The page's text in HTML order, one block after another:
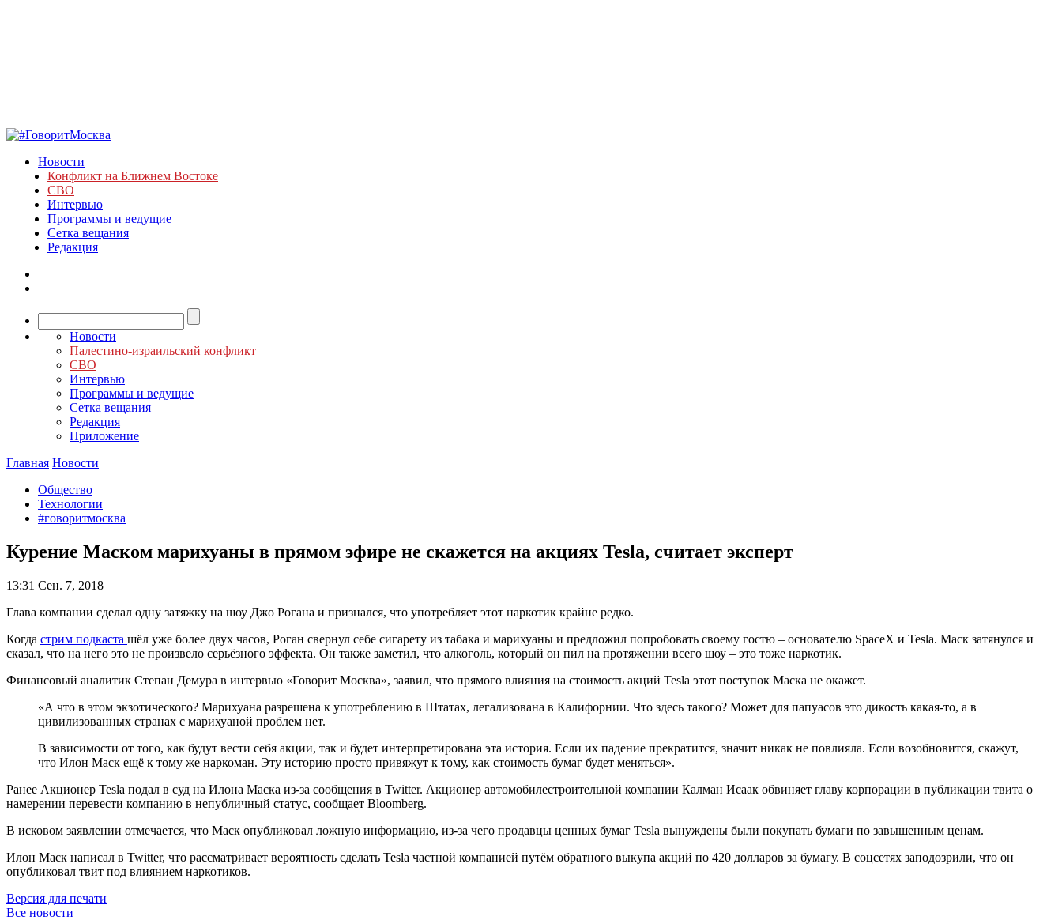
Новости
Конфликт на Ближнем Востоке
СВО
Интервью
Программы и ведущие
Сетка вещания
Редакция
Новости
Палестино-израильский конфликт
СВО
Интервью
Программы и ведущие
Сетка вещания
Редакция
Приложение
Главная Новости
Общество
Технологии
#говоритмосква
Курение Маском марихуаны в прямом эфире не скажется на акциях Tesla, считает эксперт
13:31 Сен. 7, 2018
Глава компании сделал одну затяжку на шоу Джо Рогана и признался, что употребляет этот наркотик крайне редко.
Когда стрим подкаста шёл уже более двух часов, Роган свернул себе сигарету из табака и марихуаны и предложил попробовать своему гостю – основателю SpaceX и Tesla. Маск затянулся и
сказал, что на него это не произвело серьёзного эффекта. Он также заметил, что алкоголь, который он пил на протяжении всего шоу – это тоже наркотик.
Финансовый аналитик Степан Демура в интервью «Говорит Москва», заявил, что прямого влияния на стоимость акций Tesla этот поступок Маска не окажет.
«А что в этом экзотического? Марихуана разрешена к употреблению в Штатах, легализована в Калифорнии. Что здесь такого? Может для папуасов это дикость какая-то, а в
цивилизованных странах с марихуаной проблем нет.
В зависимости от того, как будут вести себя акции, так и будет интерпретирована эта история. Если их падение прекратится, значит никак не повлияла. Если возобновится, скажут,
что Илон Маск ещё к тому же наркоман. Эту историю просто привяжут к тому, как стоимость бумаг будет меняться».
Ранее Акционер Tesla подал в суд на Илона Маска из-за сообщения в Twitter. Акционер автомобилестроительной компании Калман Исаак обвиняет главу корпорации в публикации твита о
намерении перевести компанию в непубличный статус, сообщает Bloomberg.
В исковом заявлении отмечается, что Маск опубликовал ложную информацию, из-за чего продавцы ценных бумаг Tesla вынуждены были покупать бумаги по завышенным ценам.
Илон Маск написал в Twitter, что рассматривает вероятность сделать Tesla частной компанией путём обратного выкупа акций по 420 долларов за бумагу. В соцсетях заподозрили, что он
опубликовал твит под влиянием наркотиков.
Версия для печати
Все новости